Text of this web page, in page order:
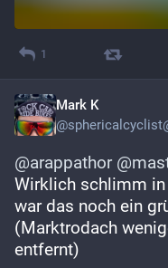
1
Mark K
@
@arappathor @
Wirklich schlimm in
war das noch ein
(Marktrodach
entfernt)